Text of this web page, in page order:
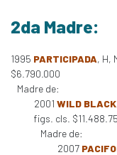
2da Madre:
1995 PARTICIPADA, H,
$6.790.000
Madre de:
2001 WILD BLACK
figs. cls.
Madre de:
2007